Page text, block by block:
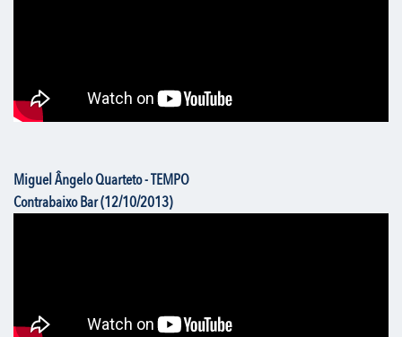
Miguel Ângelo Quarteto - TEMPO
Contrabaixo Bar (12/10/2013)